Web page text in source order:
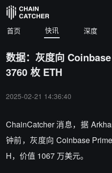
首页 快讯 深度
数据：灰度向
3760 枚 ETH
2025-02-21 14:36:40
ChainCatcher 消息，据
钟前，灰度向 Coinbase
H，价值 1067 万美元。